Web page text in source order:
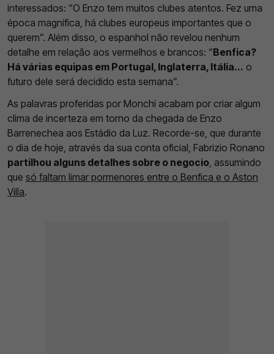
interessados: “O Enzo tem muitos clubes atentos. Fez uma
época magnífica, há clubes europeus importantes que o
querem”. Além disso, o espanhol não revelou nenhum
detalhe em relação aos vermelhos e brancos: “Benfica?
Há várias equipas em Portugal, Inglaterra, Itália... o
futuro dele será decidido esta semana”.
As palavras proferidas por Monchi acabam por criar algum
clima de incerteza em torno da chegada de Enzo
Barrenechea aos Estádio da Luz. Recorde-se, que durante
o dia de hoje, através da sua conta oficial, Fabrizio Ronano
partilhou alguns detalhes sobre o negocio, assumindo
que só faltam limar pormenores entre o Benfica e o Aston
Villa.